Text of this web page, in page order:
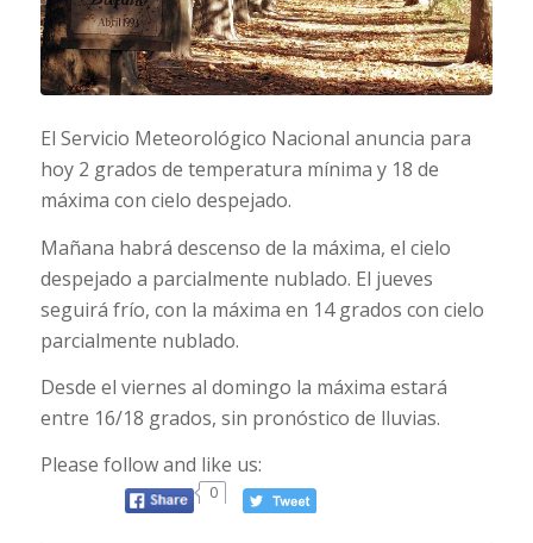
El Servicio Meteorológico Nacional anuncia para
hoy 2 grados de temperatura mínima y 18 de
máxima con cielo despejado.
Mañana habrá descenso de la máxima, el cielo
despejado a parcialmente nublado. El jueves
seguirá frío, con la máxima en 14 grados con cielo
parcialmente nublado.
Desde el viernes al domingo la máxima estará
entre 16/18 grados, sin pronóstico de lluvias.
Please follow and like us:
0